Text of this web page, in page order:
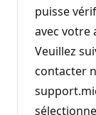
puisse
avec votre
Veuillez
contacter